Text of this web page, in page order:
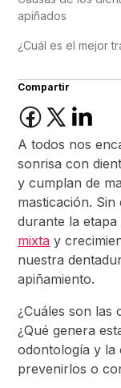
apiñados
¿Cuál es el mejor
Compartir
A todos nos
sonrisa con
y cumplan de
masticación.
durante la
mixta y
nuestra
apiñamiento.
¿Cuáles son las
¿Qué genera
odontología y la
prevenirlos o